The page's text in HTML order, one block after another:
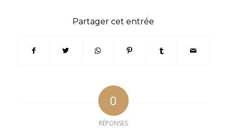
Partager cet entrée
0
RÉPONSES